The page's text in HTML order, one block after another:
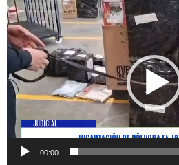
R
e
p
r
o
00:00